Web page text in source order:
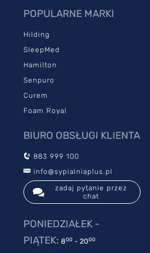
POPULARNE MARKI
Hilding
SleepMed
Hamilton
Senpuro
Curem
Foam Royal
BIURO OBSŁUGI KLIENTA
883 999 100
info@sypialniaplus.pl
zadaj pytanie przez
chat
PONIEDZIAŁEK -
PIĄTEK: 800 - 2000